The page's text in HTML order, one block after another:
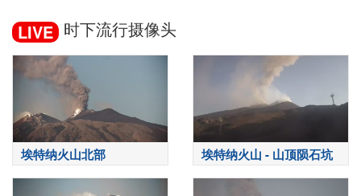
LIVE 时下流行摄像头
埃特纳火山北部 埃特纳火山 - 山顶陨石坑